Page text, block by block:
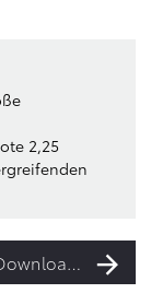
2,25
Zu den Downloads